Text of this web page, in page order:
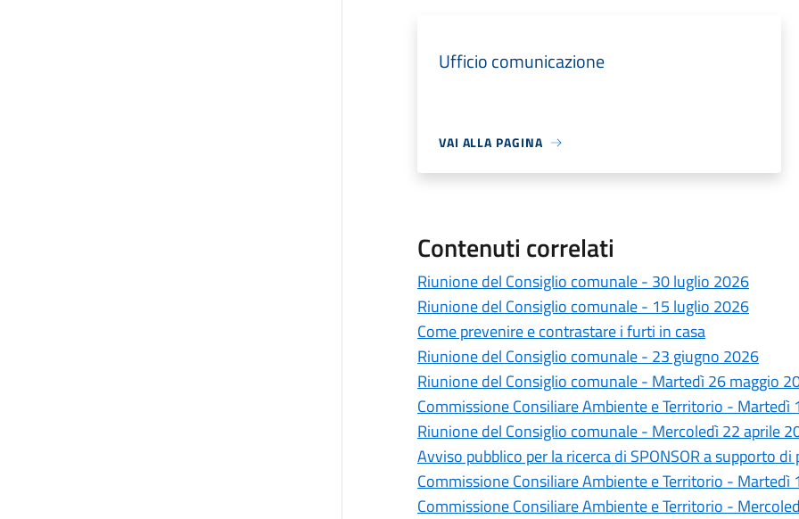
Ufficio comunicazione
VAI ALLA PAGINA
Contenuti correlati
Riunione del Consiglio comunale - 30 luglio 2026
Riunione del Consiglio comunale - 15 luglio 2026
Come prevenire e contrastare i furti in casa
Riunione del Consiglio comunale - 23 giugno 2026
Riunione del Consiglio comunale - Martedì 26 maggio
Commissione Consiliare Ambiente e Territorio -
Riunione del Consiglio comunale - Mercoledì 22 aprile
Avviso pubblico per la ricerca di SPONSOR a supporto
Commissione Consiliare Ambiente e Territorio - Martedì
Commissione Consiliare Ambiente e Territorio -